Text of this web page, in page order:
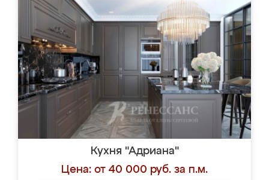
Кухня "Адриана"
Цена: от 40 000 руб. за п.м.